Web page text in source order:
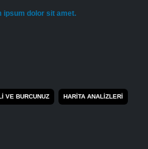
ipsum dolor sit amet.
VE BURCUNUZ HARITA ANALIZLERI